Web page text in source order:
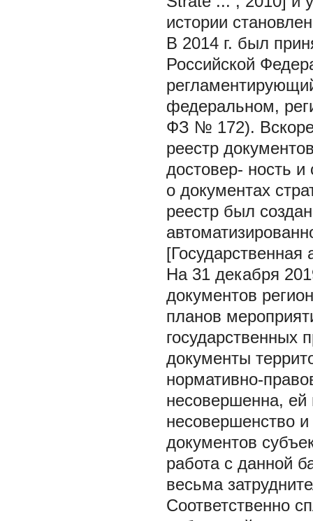
истории
В 2014 г. был
Российской
федеральном,
ФЗ № 172). Вскоре
реестр
достовер- ность
о документах
реестр был
[Государственная
На 31 декабря
документов
планов
государственных
документы
нормативно-
несовершенна, ей
несовершенство
документов
работа с данной
весьма
Соответственно